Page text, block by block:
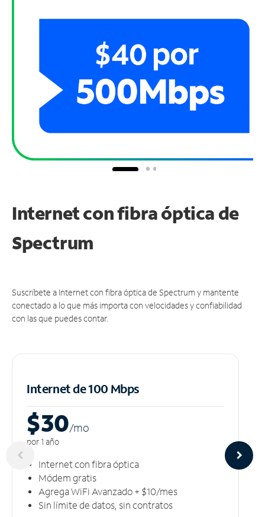
Internet con fibra óptica de
Spectrum
Suscríbete a Internet con fibra óptica de Spectrum y mantente
conectado a lo que más importa con velocidades y confiabilidad
con las que puedes contar.
Internet de 100 Mbps
$30/mo
por 1 año
Internet con fibra óptica
Módem gratis
Agrega WiFi Avanzado + $10/mes
Sin límite de datos, sin contratos